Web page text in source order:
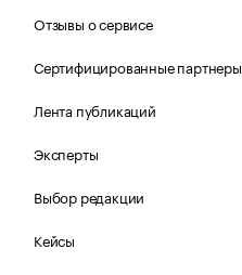
Отзывы о сервисе
Сертифицированные партнеры
Лента публикаций
Эксперты
Выбор редакции
Кейсы